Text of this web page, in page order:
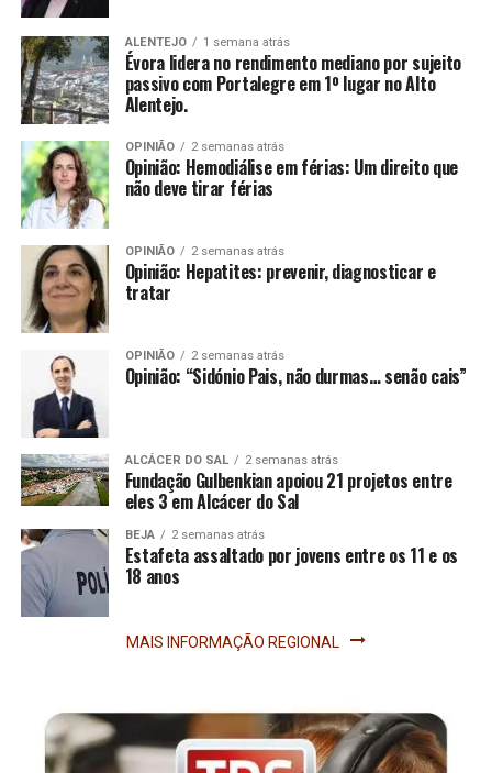
ALENTEJO 1 semana atrás
Évora lidera no rendimento mediano por sujeito
passivo com Portalegre em 1º lugar no Alto
Alentejo.
OPINIÃO 2 semanas atrás
Opinião: Hemodiálise em férias: Um direito que
não deve tirar férias
OPINIÃO 2 semanas atrás
Opinião: Hepatites: prevenir, diagnosticar e
tratar
OPINIÃO 2 semanas atrás
Opinião: “Sidónio Pais, não durmas… senão cais”
ALCÁCER DO SAL 2 semanas atrás
Fundação Gulbenkian apoiou 21 projetos entre
eles 3 em Alcácer do Sal
BEJA 2 semanas atrás
Estafeta assaltado por jovens entre os 11 e os
18 anos
MAIS INFORMAÇÃO REGIONAL